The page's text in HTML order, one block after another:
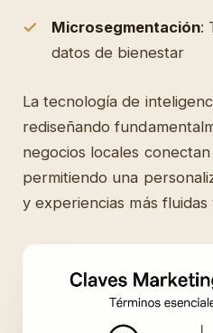
Microsegmentación:
datos de bienestar
La tecnología de
rediseñando
negocios locales
permitiendo una
y experiencias más